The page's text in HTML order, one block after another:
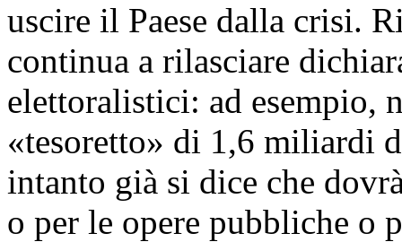
uscire il Paese dalla crisi.
continua a rilasciare
elettoralistici: ad esempio,
«tesoretto» di 1,6 miliardi
intanto già si dice che
o per le opere pubbliche